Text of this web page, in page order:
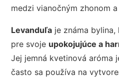
medzi vianočným zhonom
Levanduľa je známa bylina,
pre svoje upokojujúce a
Jej jemná kvetinová aróma
často sa používa na